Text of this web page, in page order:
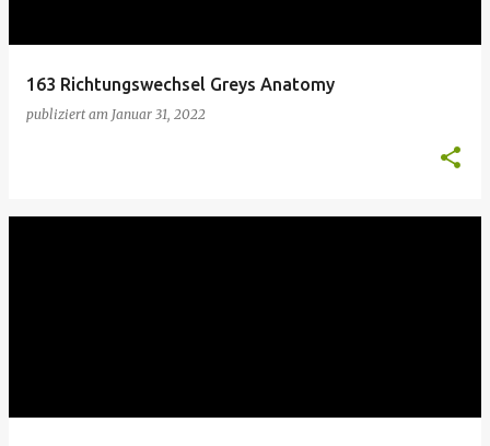
163 Richtungswechsel Greys Anatomy
publiziert am Januar 31, 2022